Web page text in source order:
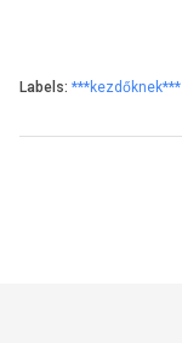
Labels: ***kezdőknek***